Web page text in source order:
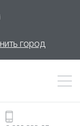
город